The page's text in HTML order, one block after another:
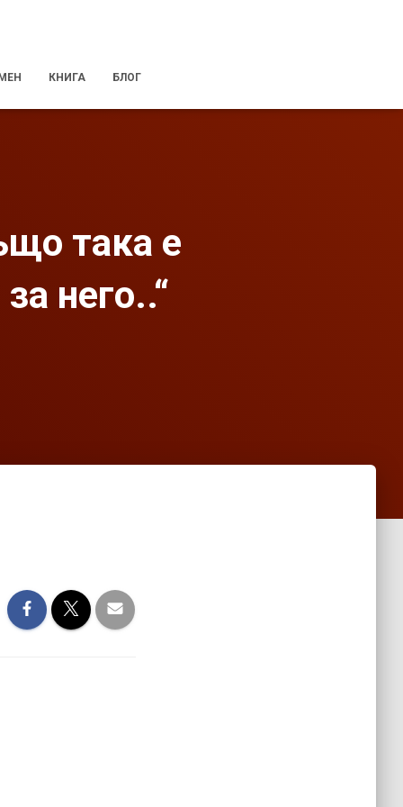
КНИГА БЛОГ
така е
него..“